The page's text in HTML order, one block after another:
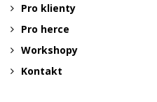
Pro klienty
Pro herce
Workshopy
Kontakt